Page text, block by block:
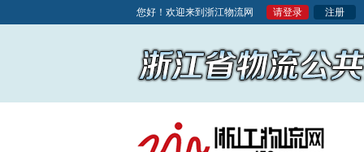
您好！欢迎来到浙江物流网 请登录 注册